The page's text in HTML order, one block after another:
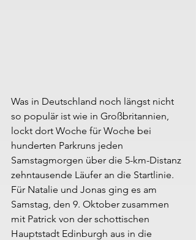
Was in Deutschland noch längst nicht
so populär ist wie in Großbritannien,
lockt dort Woche für Woche bei
hunderten Parkruns jeden
Samstagmorgen über die 5-km-Distanz
zehntausende Läufer an die Startlinie.
Für Natalie und Jonas ging es am
Samstag, den 9. Oktober zusammen
mit Patrick von der schottischen
Hauptstadt Edinburgh aus in die